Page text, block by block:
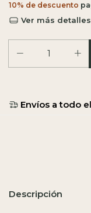
10% de descuento
Ver más detalles
Descripción